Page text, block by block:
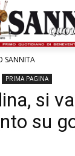
SANNITA
PRIMA PAGINA
si
su